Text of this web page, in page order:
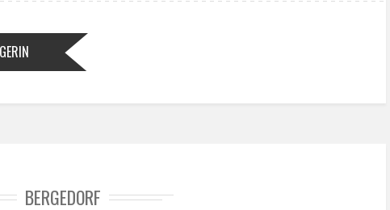
BERGEDORF